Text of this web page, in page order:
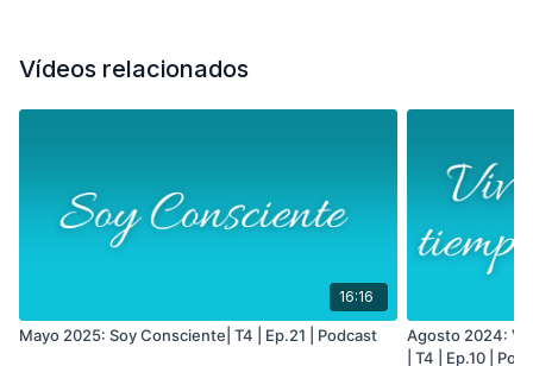
Vídeos relacionados
16:16
Mayo 2025: Soy Consciente| T4 | Ep.21 | Podcast
Agosto 2024:
| T4 | Ep.10 |